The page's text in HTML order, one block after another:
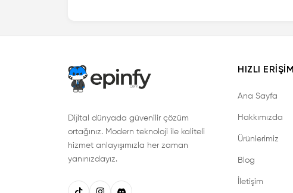
Dijital dünyada güvenilir çözüm
ortağınız. Modern teknoloji ile kaliteli
hizmet anlayışımızla her zaman
yanınızdayız.
HIZLI ERIŞIM
Ana Sayfa
Hakkımızda
Ürünlerimiz
Blog
İletişim